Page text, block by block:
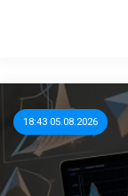
18:43 05.08.2026